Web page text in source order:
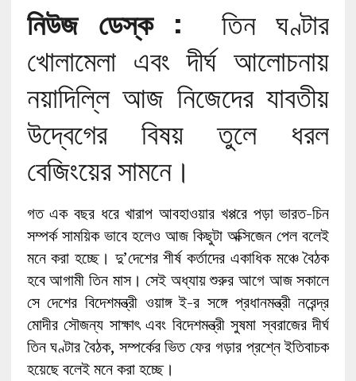
নিউজ ডেস্ক : তিন ঘণ্টার
খোলামেলা এবং দীর্ঘ আলোচনায়
নয়াদিল্লি আজ নিজেদের যাবতীয়
উদ্বেগের বিষয় তুলে ধরল
বেজিংয়ের সামনে।
গত এক বছর ধরে খারাপ আবহাওয়ার খপ্পরে পড়া ভারত-চিন
সম্পর্ক সাময়িক ভাবে হলেও আজ কিছুটা অক্সিজেন পেল বলেই
মনে করা হচ্ছে। দু’দেশের শীর্ষ কর্তাদের একাধিক মঞ্চে বৈঠক
হবে আগামী তিন মাস। সেই অধ্যায় শুরুর আগে আজ সকালে
সে দেশের বিদেশমন্ত্রী ওয়াঙ্গ ই-র সঙ্গে প্রধানমন্ত্রী নরেন্দ্র
মোদীর সৌজন্য সাক্ষাৎ এবং বিদেশমন্ত্রী সুষমা স্বরাজের দীর্ঘ
তিন ঘণ্টার বৈঠক, সম্পর্কের ভিত ফের গড়ার প্রশ্নে ইতিবাচক
হয়েছে বলেই মনে করা হচ্ছে।